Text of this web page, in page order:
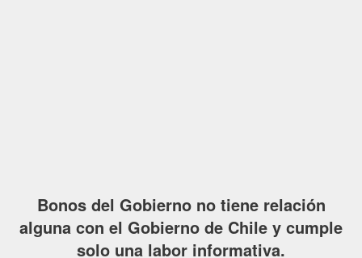
Bonos del Gobierno no tiene relación
alguna con el Gobierno de Chile y cumple
solo una labor informativa.